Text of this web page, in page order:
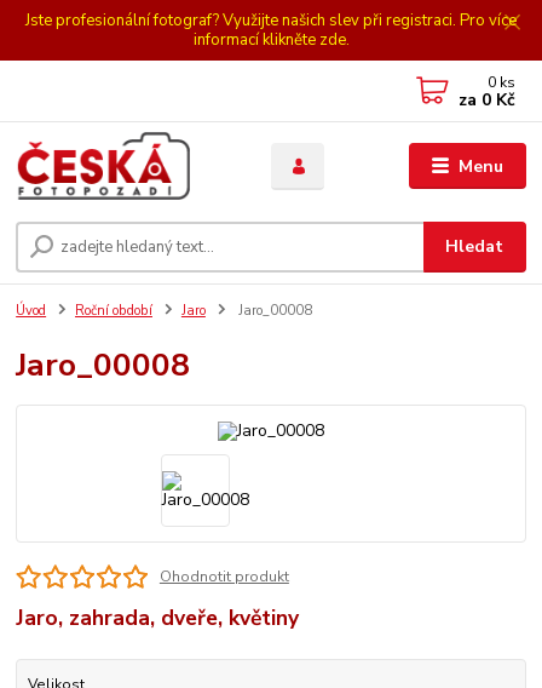
Jste profesionální fotograf? Využijte našich slev při registraci. Pro více
informací klikněte zde.
Menu
Hledat
0 ks
za 0 Kč
Úvod Roční období Jaro Jaro_00008
Jaro_00008
Ohodnotit produkt
Jaro, zahrada, dveře, květiny